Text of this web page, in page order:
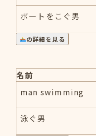
ボートをこぐ男
の詳細を見る
名前
man swimming
泳ぐ男